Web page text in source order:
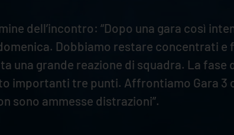
dell’incontro: “Dopo una gara così
Dobbiamo restare concentrati e
una grande reazione di squadra. La
tre punti. Affrontiamo Gara 3
sono ammesse distrazioni”.